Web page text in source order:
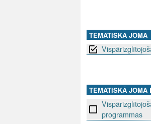
VTEMATISKĀ JOMA
TEMATISKĀ JOMA
programmas